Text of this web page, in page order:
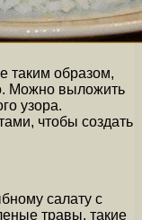
таким образом,
Можно выложить
узора.
чтобы создать
салату с
травы, такие